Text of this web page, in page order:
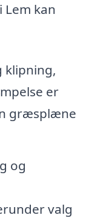
Lem kan
klipning,
er
græsplæne
og
valg